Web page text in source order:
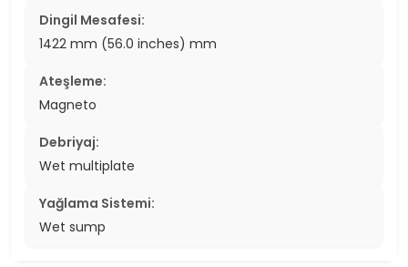
Dingil Mesafesi:
1422 mm (56.0 inches) mm
Ateşleme:
Magneto
Debriyaj:
Wet multiplate
Yağlama Sistemi:
Wet sump